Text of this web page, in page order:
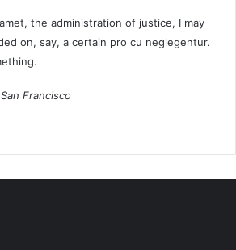
the administration of justice, I may
on, say, a certain pro cu neglegentur.
Francisco